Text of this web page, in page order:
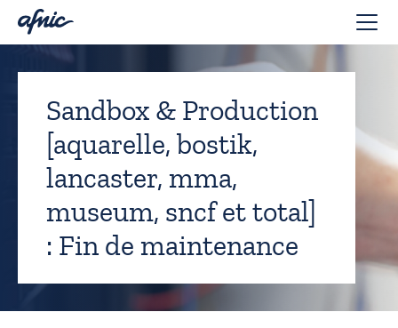
Sandbox & Production
[aquarelle, bostik,
lancaster, mma,
museum, sncf et total]
: Fin de maintenance
Panneau de gestion des cookies